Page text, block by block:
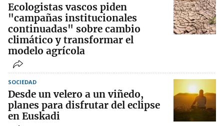
Ecologistas vascos piden
"campañas institucionales
continuadas" sobre cambio
climático y transformar el
modelo agrícola
SOCIEDAD
Desde un velero a un viñedo,
planes para disfrutar del eclipse
en Euskadi